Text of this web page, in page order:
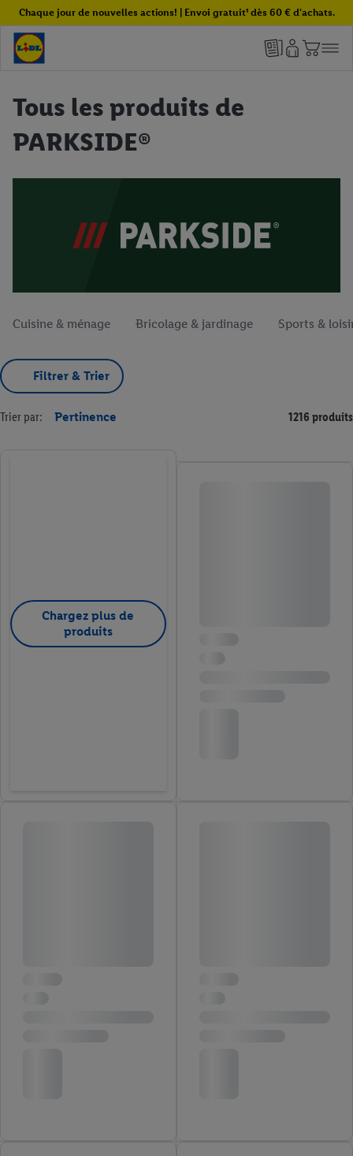
Chaque jour de nouvelles actions! | Envoi gratuit¹ dès 60 € d'achats.
Tous les produits de
PARKSIDE®
Cuisine & ménage Bricolage & jardinage Sports &
Filtrer & Trier
Trier par: Pertinence 1216 produits
Chargez plus de
produits